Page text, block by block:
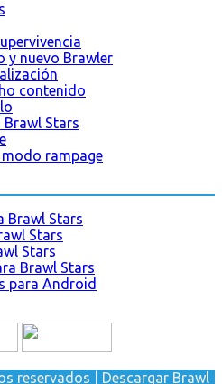
y nuevo Brawler
contenido
Brawl Stars
modo rampage
Brawl Stars
Stars
Stars
Brawl Stars
para Android
reservados | Descargar Brawl